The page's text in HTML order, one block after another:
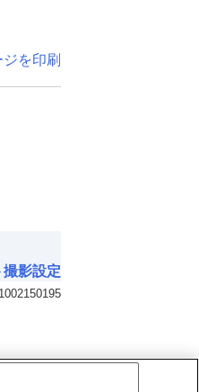
を印刷
撮影設定